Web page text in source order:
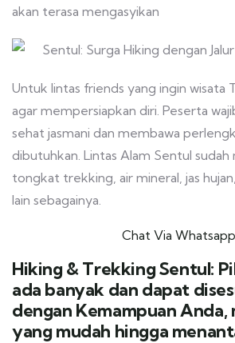
akan terasa mengasyikan
Untuk lintas friends yang ingin wisata
agar mempersiapkan diri. Peserta
sehat jasmani dan membawa
dibutuhkan. Lintas Alam Sentul sudah
tongkat trekking, air mineral, jas
lain sebagainya.
Chat Via Whatsapp
Hiking & Trekking Sentul:
ada banyak dan dapat
dengan Kemampuan Anda,
yang mudah hingga